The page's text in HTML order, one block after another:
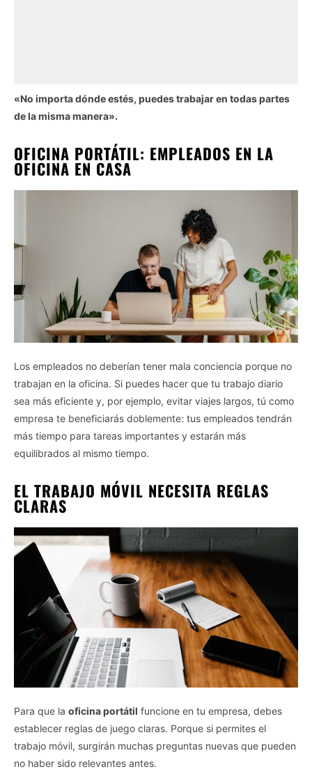
«No importa dónde estés, puedes trabajar en todas partes
de la misma manera».
OFICINA PORTÁTIL: EMPLEADOS EN LA
OFICINA EN CASA
Los empleados no deberían tener mala conciencia porque no
trabajan en la oficina. Si puedes hacer que tu trabajo diario
sea más eficiente y, por ejemplo, evitar viajes largos, tú como
empresa te beneficiarás doblemente: tus empleados tendrán
más tiempo para tareas importantes y estarán más
equilibrados al mismo tiempo.
EL TRABAJO MÓVIL NECESITA REGLAS
CLARAS
Para que la oficina portátil funcione en tu empresa, debes
establecer reglas de juego claras. Porque si permites el
trabajo móvil, surgirán muchas preguntas nuevas que pueden
no haber sido relevantes antes.